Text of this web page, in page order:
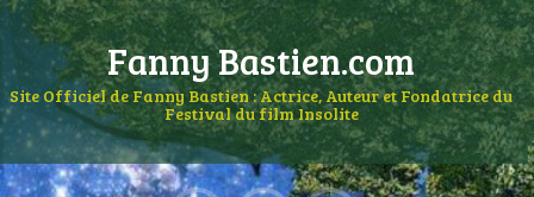
Fanny Bastien.com
Site Officiel de Fanny Bastien : Actrice, Auteur et Fondatrice du
Festival du film Insolite